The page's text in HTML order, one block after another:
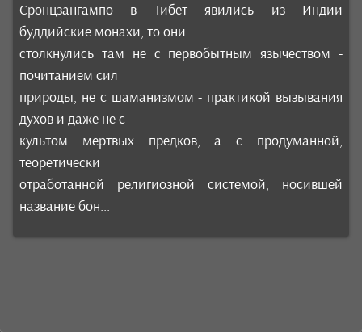
Сронцзангампо в Тибет явились из Индии
буддийские монахи, то они
столкнулись там не с первобытным язычеством -
почитанием сил
природы, не с шаманизмом - практикой вызывания
духов и даже не с
культом мертвых предков, а с продуманной,
теоретически
отработанной религиозной системой, носившей
название бон...